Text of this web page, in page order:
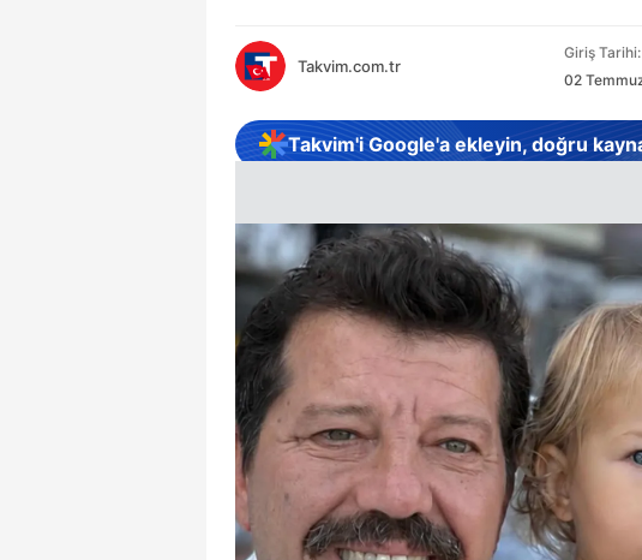
Takvim.com.tr
Giriş Tarihi:
02
Takvim'i Google'a ekleyin, doğru